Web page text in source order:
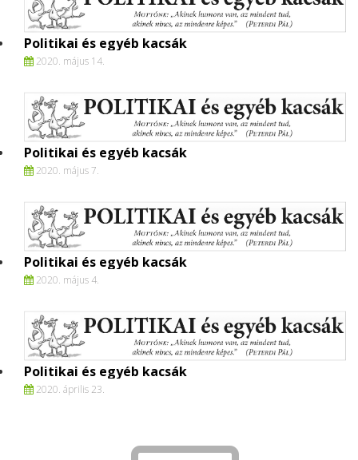
Politikai és egyéb kacsák
2020. május 14.
Politikai és egyéb kacsák
2020. május 7.
Politikai és egyéb kacsák
2020. május 4.
Politikai és egyéb kacsák
2020. április 23.